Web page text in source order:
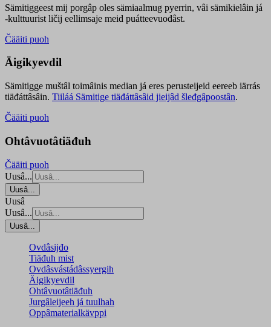
Sämitiggeest mij porgâp oles sämiaalmug pyerrin, vâi sämikielâin já
-kulttuurist ličij eellimsaje meid puátteevuođâst.
Čääiti puoh
Äigikyevdil
Sämitigge muštâl toimâinis median já eres perusteijeid eereeb iärrás
tiäđáttâsâin. Tiiláá Sämitige tiäđáttâsâid jieijâd šleđgâpoostân.
Čääiti puoh
Ohtâvuotâtiäđuh
Čääiti puoh
Uusâ...
Uusâ...
Uusâ
Uusâ...
Uusâ...
Ovdâsijđo
Tiäđuh mist
Ovdâsvástádâssyergih
Äigikyevdil
Ohtâvuotâtiäđuh
Jurgâleijeeh já tuulhah
Oppâmaterialkävppi